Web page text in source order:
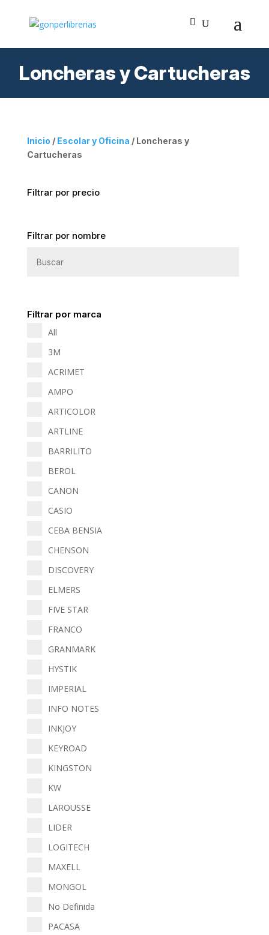
Loncheras y Cartucheras
Inicio / Escolar y Oficina / Loncheras y
Cartucheras
Filtrar por precio
Filtrar por nombre
Filtrar por marca
All
3M
ACRIMET
AMPO
ARTICOLOR
ARTLINE
BARRILITO
BEROL
CANON
CASIO
CEBA BENSIA
CHENSON
DISCOVERY
ELMERS
FIVE STAR
FRANCO
GRANMARK
HYSTIK
IMPERIAL
INFO NOTES
INKJOY
KEYROAD
KINGSTON
KW
LAROUSSE
LIDER
LOGITECH
MAXELL
MONGOL
No Definida
PACASA